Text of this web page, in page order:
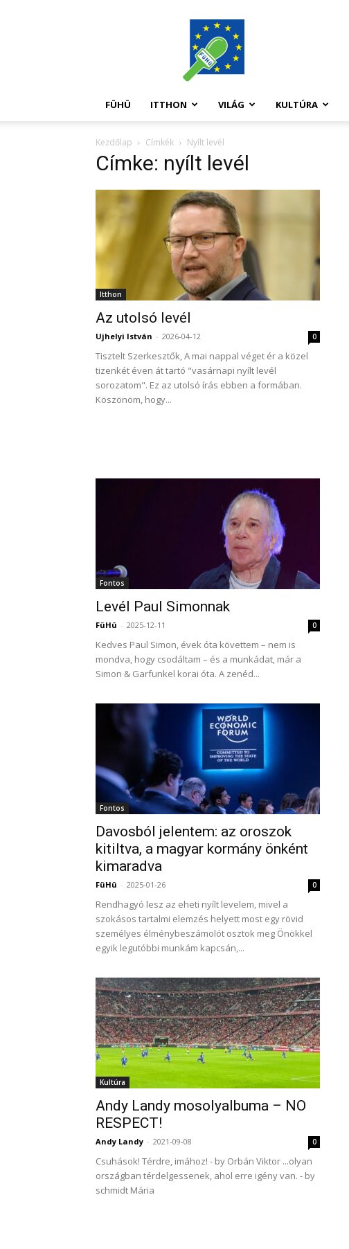
FüHü
FÜHÜ ITTHON VILÁG KULTÚRA
Kezdőlap Címkék Nyílt levél
Címke: nyílt levél
Itthon
Az utolsó levél
Ujhelyi István - 2026-04-12 0
Tisztelt Szerkesztők, A mai nappal véget ér a közel
tizenkét éven át tartó "vasárnapi nyílt levél
sorozatom". Ez az utolsó írás ebben a formában.
Köszönöm, hogy...
Fontos
Levél Paul Simonnak
FüHü - 2025-12-11 0
Kedves Paul Simon, évek óta követtem – nem is
mondva, hogy csodáltam – és a munkádat, már a
Simon & Garfunkel korai óta. A zenéd...
Fontos
Davosból jelentem: az oroszok
kitiltva, a magyar kormány önként
kimaradva
FüHü - 2025-01-26 0
Rendhagyó lesz az eheti nyílt levelem, mivel a
szokásos tartalmi elemzés helyett most egy rövid
személyes élménybeszámolót osztok meg Önökkel
egyik legutóbbi munkám kapcsán,...
Kultúra
Andy Landy mosolyalbuma – NO
RESPECT!
Andy Landy - 2021-09-08 0
Csuhások! Térdre, imához! - by Orbán Viktor ...olyan
országban térdelgessenek, ahol erre igény van. - by
schmidt Mária